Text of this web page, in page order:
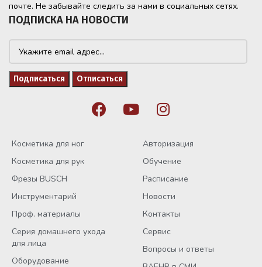
почте. Не забывайте следить за нами в социальных сетях.
ПОДПИСКА НА НОВОСТИ
Косметика для ног
Косметика для рук
Фрезы BUSCH
Инструментарий
Проф. материалы
Серия домашнего ухода
для лица
Оборудование
Авторизация
Обучение
Расписание
Новости
Контакты
Сервис
Вопросы и ответы